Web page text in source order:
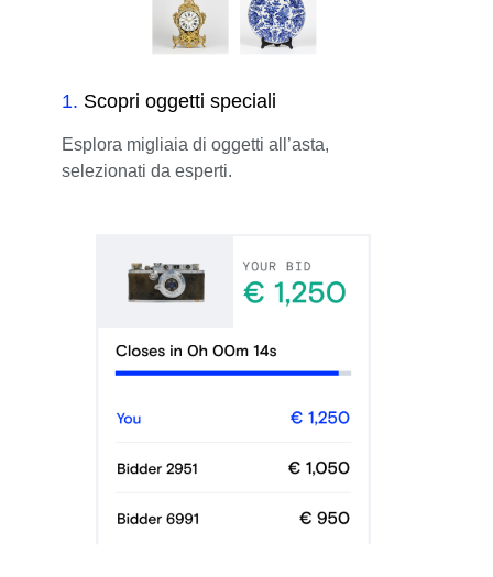
1. Scopri oggetti speciali
Esplora migliaia di oggetti all’asta,
selezionati da esperti.